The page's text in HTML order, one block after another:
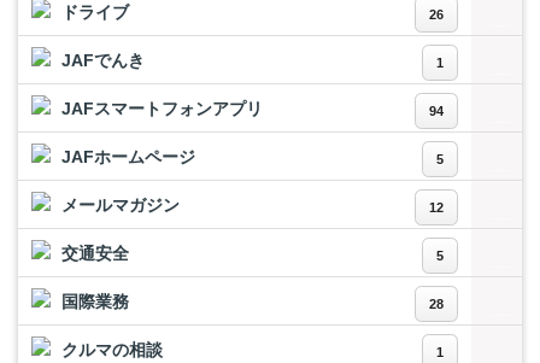
ドライブ 26
JAFでんき 1
JAFスマートフォンアプリ 94
JAFホームページ 5
メールマガジン 12
交通安全 5
国際業務 28
クルマの相談 1